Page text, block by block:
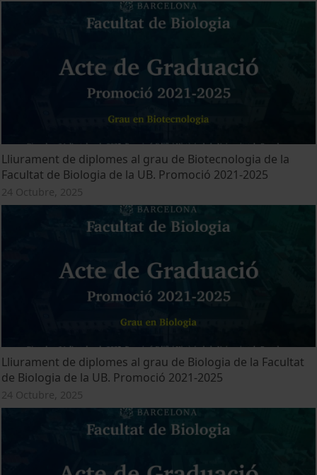
Lliurament de diplomes al grau de Biotecnologia de la
Facultat de Biologia de la UB. Promoció 2021-2025
24 Octubre, 2025
Lliurament de diplomes al grau de Biologia de la Facultat
de Biologia de la UB. Promoció 2021-2025
24 Octubre, 2025